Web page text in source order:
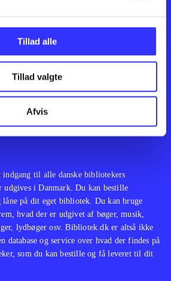
Tillad alle
Tillad valgte
Afvis Feedback
til alle danske bibliotekers
udgives i Danmark. Du kan bestille
låne på dit eget bibliotek. Du kan bruge
hvad der er udgivet af bøger, musik,
lydbøger osv. Bibliotek.dk er altså ikke
database og service over hvad der findes på
som du kan bestille og få leveret til dit
Artikler
Film
Musik
Noder